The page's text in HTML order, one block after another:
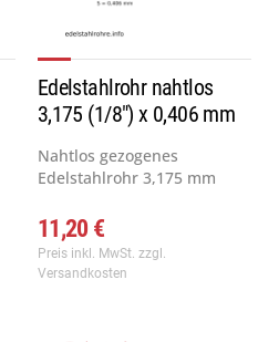
Edelstahlrohr nahtlos
3,175 (1/8") x 0,406 mm
Nahtlos gezogenes
Edelstahlrohr 3,175 mm
11,20 €
Preis inkl. MwSt. zzgl.
Versandkosten